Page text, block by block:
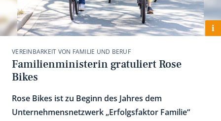
i
VEREINBARKEIT VON FAMILIE UND BERUF
Familienministerin gratuliert Rose
Bikes
Rose Bikes ist zu Beginn des Jahres dem
Unternehmensnetzwerk „Erfolgsfaktor Familie“